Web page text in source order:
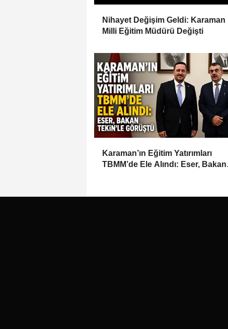
Nihayet Değişim Geldi: Karaman İl
Milli Eğitim Müdürü Değişti
Karaman’ın Eğitim Yatırımları
TBMM’de Ele Alındı: Eser, Bakan